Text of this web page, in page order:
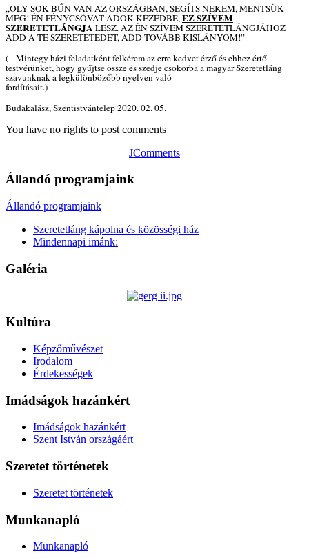
„OLY SOK BŰN VAN AZ ORSZÁGBAN, SEGÍTS NEKEM, MENTSÜK
MEG! ÉN FÉNYCSÓVÁT ADOK KEZEDBE,EZ SZÍVEM
SZERETETLÁNGJA LESZ. AZ ÉN SZÍVEM SZERETETLÁNGJÁHOZ
ADD A TE SZERETETEDET, ADD TOVÁBB KISLÁNYOM!”
(-- Mintegy házi feladatként felkérem az erre kedvet érző és ehhez értő
testvérünket, hogy gyűjtse össze és szedje csokorba a magyar Szeretetláng
szavunknak a legkülönbözőbb nyelven való
fordításait.)
Budakalász, Szentistvántelep 2020. 02. 05.
You have no rights to post comments
JComments
Állandó programjaink
Állandó programjaink
Szeretetláng kápolna és közösségi ház
Mindennapi imánk:
Galéria
Kultúra
Képzőművészet
Irodalom
Érdekességek
Imádságok hazánkért
Imádságok hazánkért
Szent István országáért
Szeretet történetek
Szeretet történetek
Munkanapló
Munkanapló